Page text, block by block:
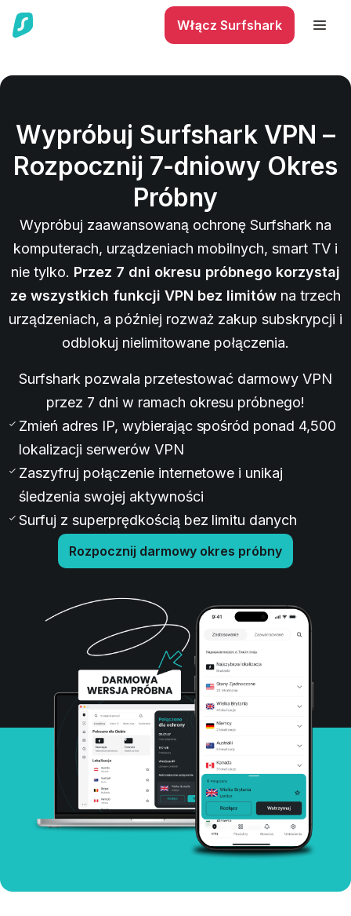
Włącz Surfshark
Wypróbuj Surfshark VPN –
Rozpocznij 7-dniowy Okres
Próbny
Wypróbuj zaawansowaną ochronę Surfshark na
komputerach, urządzeniach mobilnych, smart TV i
nie tylko. Przez 7 dni okresu próbnego korzystaj
ze wszystkich funkcji VPN bez limitówna trzech
urządzeniach, a później rozważ zakup subskrypcji i
odblokuj nielimitowane połączenia.
Surfshark pozwala przetestować darmowy VPN
przez 7 dni w ramach okresu próbnego!
Zmień adres IP, wybierając spośród ponad 4,500
lokalizacji serwerów VPN
Zaszyfruj połączenie internetowe i unikaj
śledzenia swojej aktywności
Surfuj z superprędkością bez limitu danych
Rozpocznij darmowy okres próbny